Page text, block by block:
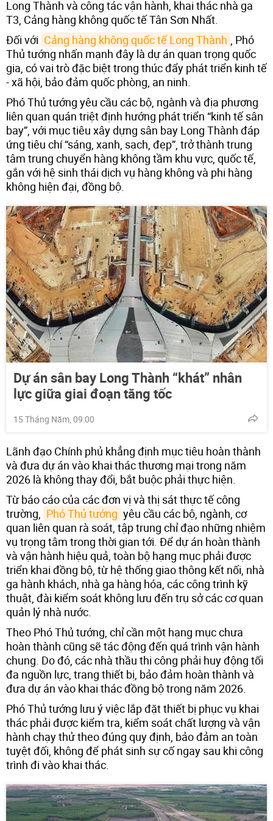
Long Thành và công tác vận hành, khai thác nhà ga
T3, Cảng hàng không quốc tế Tân Sơn Nhất.
Đối với Cảng hàng không quốc tế Long Thành
, Phó
Thủ tướng nhấn mạnh đây là dự án quan trọng quốc
gia, có vai trò đặc biệt trong thúc đẩy phát triển kinh tế
- xã hội, bảo đảm quốc phòng, an ninh.
Phó Thủ tướng yêu cầu các bộ, ngành và địa phương
liên quan quán triệt định hướng phát triển “kinh tế sân
bay”, với mục tiêu xây dựng sân bay Long Thành đáp
ứng tiêu chí “sáng, xanh, sạch, đẹp”, trở thành trung
tâm trung chuyển hàng không tầm khu vực, quốc tế,
gắn với hệ sinh thái dịch vụ hàng không và phi hàng
không hiện đại, đồng bộ.
Dự án sân bay Long Thành “khát” nhân
lực giữa giai đoạn tăng tốc
15 Tháng Năm, 09:00
Lãnh đạo Chính phủ khẳng định mục tiêu hoàn thành
và đưa dự án vào khai thác thương mại trong năm
2026 là không thay đổi, bắt buộc phải thực hiện.
Từ báo cáo của các đơn vị và thị sát thực tế công
trường,
Phó Thủ tướng yêu cầu các bộ, ngành, cơ
quan liên quan rà soát, tập trung chỉ đạo những nhiệm
vụ trọng tâm trong thời gian tới. Để dự án hoàn thành
và vận hành hiệu quả, toàn bộ hạng mục phải được
triển khai đồng bộ, từ hệ thống giao thông kết nối, nhà
ga hành khách, nhà ga hàng hóa, các công trình kỹ
thuật, đài kiểm soát không lưu đến trụ sở các cơ quan
quản lý nhà nước.
Theo Phó Thủ tướng, chỉ cần một hạng mục chưa
hoàn thành cũng sẽ tác động đến quá trình vận hành
chung. Do đó, các nhà thầu thi công phải huy động tối
đa nguồn lực, trang thiết bị, bảo đảm hoàn thành và
đưa dự án vào khai thác đồng bộ trong năm 2026.
Phó Thủ tướng lưu ý việc lắp đặt thiết bị phục vụ khai
thác phải được kiểm tra, kiểm soát chất lượng và vận
hành chạy thử theo đúng quy định, bảo đảm an toàn
tuyệt đối, không để phát sinh sự cố ngay sau khi công
trình đi vào khai thác.